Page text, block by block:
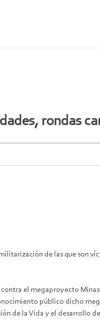
rondas
de las que son
contra el megaproyecto
público dicho
de la Vida y el desarrollo